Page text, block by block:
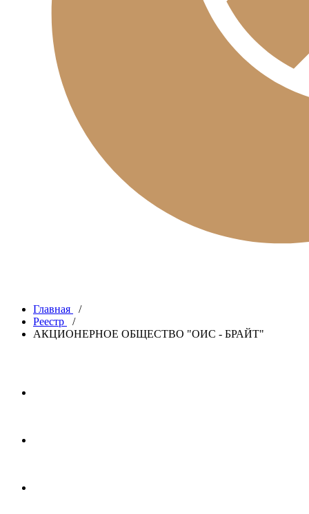
Главная
/
Реестр
/
АКЦИОНЕРНОЕ ОБЩЕСТВО "ОИС - БРАЙТ"